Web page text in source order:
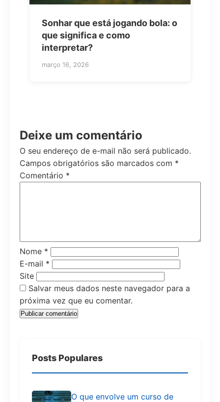
Sonhar que está jogando bola: o
que significa e como
interpretar?
março 16, 2026
Deixe um comentário
O seu endereço de e-mail não será publicado.
Campos obrigatórios são marcados com *
Comentário *
Nome *
E-mail *
Site
Salvar meus dados neste navegador para a
próxima vez que eu comentar.
Posts Populares
O que envolve um curso de